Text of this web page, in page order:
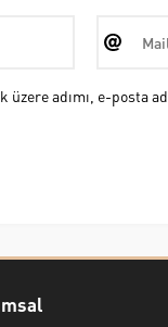
adımı, e-posta